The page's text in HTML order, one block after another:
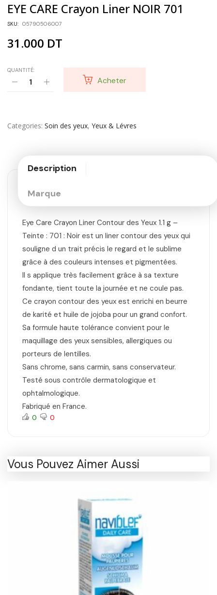
EYE CARE Crayon Liner NOIR 701
SKU: 05790506007
31.000 DT
QUANTITÉ:
Acheter
Categories Soin des yeux, Yeux & Lévres
Description
Marque
Eye Care Crayon Liner Contour des Yeux 1.1 g –
Teinte : 701 : Noir est un liner contour des yeux qui
souligne d un trait précis le regard et le sublime
grâce à des couleurs intenses et pigmentées.
Il s applique très facilement grâce à sa texture
fondante, tient toute la journée et ne coule pas.
Ce crayon contour des yeux est enrichi en beurre
de karité et huile de jojoba pour un grand confort.
Sa formule haute tolérance convient pour le
maquillage des yeux sensibles, allergiques ou
porteurs de lentilles.
Sans chrome, sans carmin, sans conservateur.
Testé sous contrôle dermatologique et
ophtalmologique.
Fabriqué en France.
0 0
Vous Pouvez Aimer Aussi